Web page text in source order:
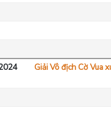
Giải Vô địch Cờ Vua